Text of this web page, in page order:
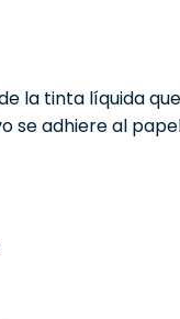
la tinta líquida
se adhiere al